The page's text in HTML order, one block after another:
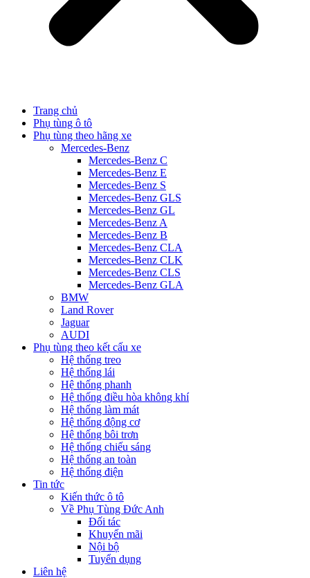
Trang chủ
Phụ tùng ô tô
Phụ tùng theo hãng xe
Mercedes-Benz
Mercedes-Benz C
Mercedes-Benz E
Mercedes-Benz S
Mercedes-Benz GLS
Mercedes-Benz GL
Mercedes-Benz A
Mercedes-Benz B
Mercedes-Benz CLA
Mercedes-Benz CLK
Mercedes-Benz CLS
Mercedes-Benz GLA
BMW
Land Rover
Jaguar
AUDI
Phụ tùng theo kết cấu xe
Hệ thống treo
Hệ thống lái
Hệ thống phanh
Hệ thống điều hòa không khí
Hệ thống làm mát
Hệ thống động cơ
Hệ thống bôi trơn
Hệ thống chiếu sáng
Hệ thống an toàn
Hệ thống điện
Tin tức
Kiến thức ô tô
Về Phụ Tùng Đức Anh
Đối tác
Khuyến mãi
Nội bộ
Tuyển dụng
Liên hệ